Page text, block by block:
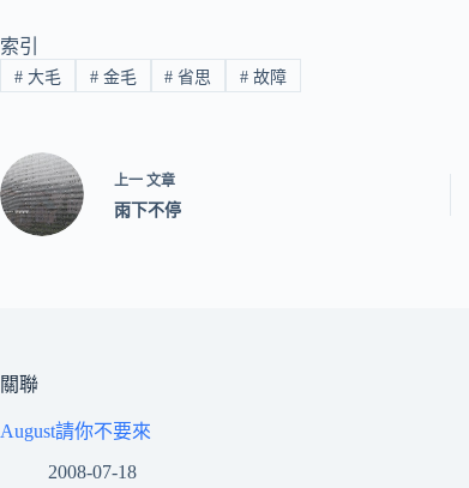
索引
#大毛 #金毛 # 省思 # 故障
上一 文章
雨下不停
關聯
August請你不要來
2008-07-18